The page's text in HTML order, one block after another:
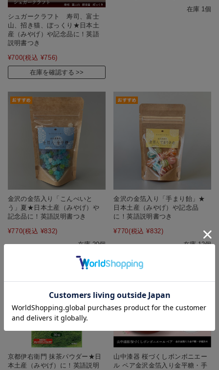
シュガークラフト 寿司、富士
山、招き猫、ぼっくり★日本土
産（みやげ）や記念品に！英語
説明書つき
¥700(税込 ¥756)
在庫を確認する
在庫 1個
金沢の金箔入り「こんぺいと
う」夏★日本土産（みやげ）や
記念品に！英語説明書つき
¥770(税込 ¥832)
在庫 20個
金沢の金箔入り「手まり飴」★
日本土産（みやげ）や記念品
に！英語説明書つき
¥770(税込 ¥832)
在庫 12個
京都伊右衛門 抹茶パウダー★日
本土産（みやげ）に！英語説明
山中漆器 桜づくしボンボニエー
ル ペア金沢金箔入り金平糖・手